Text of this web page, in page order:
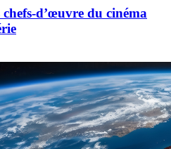
d’œuvre du cinéma